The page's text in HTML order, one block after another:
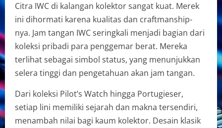
Citra IWC di kalangan kolektor sangat kuat. Merek
ini dihormati karena kualitas dan craftmanship-
nya. Jam tangan IWC seringkali menjadi bagian dari
koleksi pribadi para penggemar berat. Mereka
terlihat sebagai simbol status, yang menunjukkan
selera tinggi dan pengetahuan akan jam tangan.
Dari koleksi Pilot’s Watch hingga Portugieser,
setiap lini memiliki sejarah dan makna tersendiri,
menambah nilai bagi kaum kolektor. Desain klasik